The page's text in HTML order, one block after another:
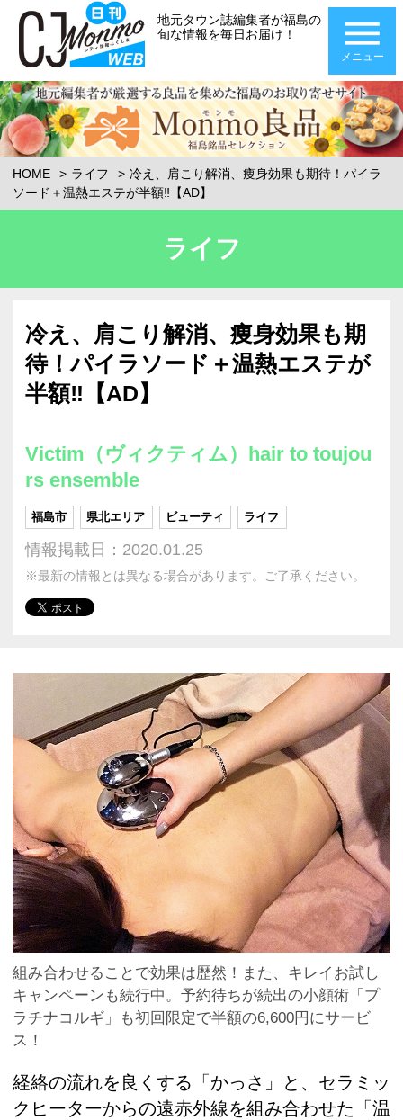
地元タウン誌編集者が福島の
旬な情報を毎日お届け！
メニュー
HOME ライフ
冷え、肩こり解消、痩身効果も期待！パイラ
ソード＋温熱エステが半額‼【AD】
ライフ
冷え、肩こり解消、痩身効果も期
待！パイラソード＋温熱エステが
半額‼【AD】
Victim（ヴィクティム）hair to toujou
rs ensemble
福島市 県北エリア ビューティ ライフ
情報掲載日：2020.01.25
※最新の情報とは異なる場合があります。ご了承ください。
組み合わせることで効果は歴然！また、キレイお試し
キャンペーンも続行中。予約待ちが続出の小顔術「プ
ラチナコルギ」も初回限定で半額の6,600円にサービ
ス！
経絡の流れを良くする「かっさ」と、セラミッ
クヒーターからの遠赤外線を組み合わせた「温